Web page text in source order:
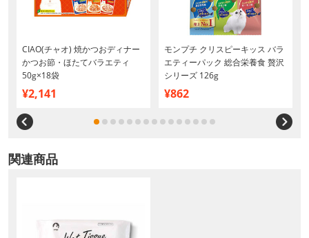
CIAO(チャオ) 焼かつおディナー
かつお節・ほたてバラエティ
50g×18袋
¥2,141
モンプチ クリスピーキッス バラ
エティーパック 総合栄養食 贅沢
シリーズ 126g
¥862
関連商品